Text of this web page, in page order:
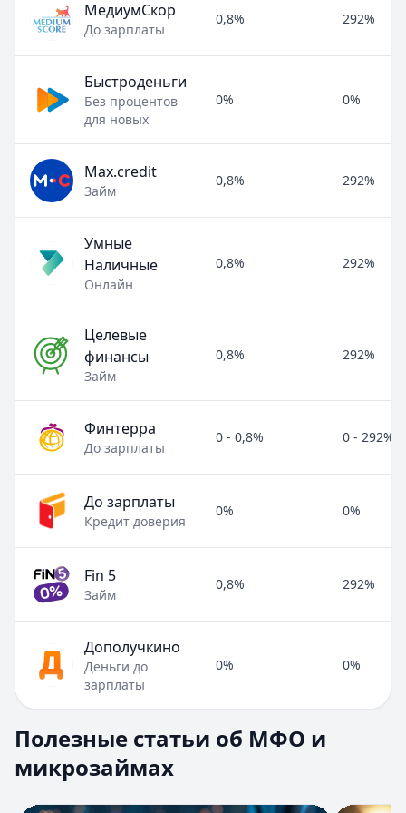
МедиумСкор
До зарплаты
0,8% 292%
Быстроденьги
Без процентов
для новых
0% 0%
Max.credit
Займ
0,8% 292%
Умные
Наличные
Онлайн
0,8% 292%
Целевые
финансы
Займ
0,8% 292%
Финтерра
До зарплаты
0 - 0,8% 0 - 292%
До зарплаты
Кредит доверия
0% 0%
Fin 5
Займ
0,8% 292%
Дополучкино
Деньги до
зарплаты
0% 0%
Раздел:МФО и микрозаймы. Всего статей: 8.
Займ под расписку
Нужны деньги срочно? Рассмотрите займ под
Опубликовано:17 ноября 2025 г.
Полезные статьи об МФО и
микрозаймах